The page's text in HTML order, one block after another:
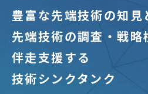
豊富な先端技術の知見
先端技術の調査・戦略
伴走支援する
技術シンクタンク